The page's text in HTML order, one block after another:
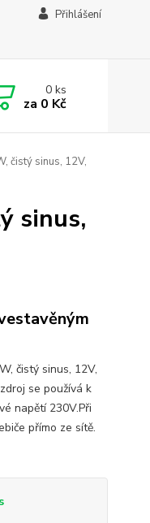
Přihlášení
0ks
za 0 Kč
čistý sinus, 12V,
sinus,
čistý sinus, 12V,
se používá k
napětí 230V.Při
přímo ze sítě.